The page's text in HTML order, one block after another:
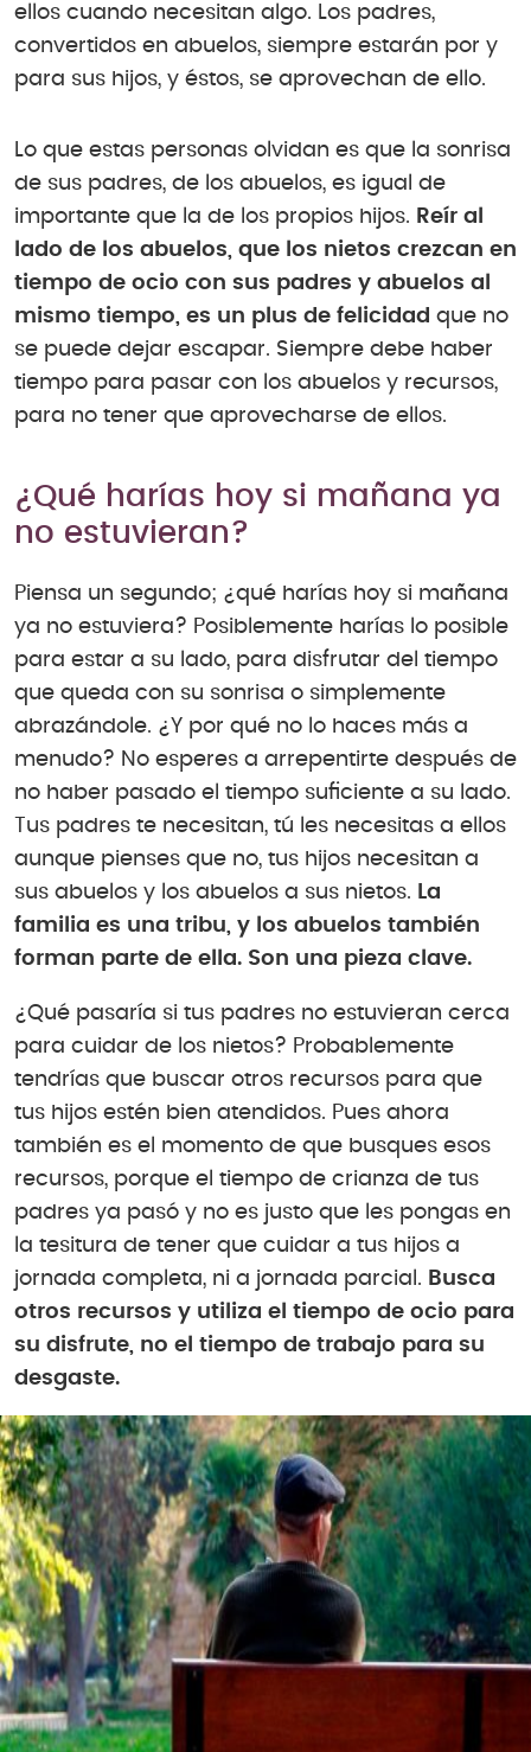
ellos cuando necesitan algo. Los padres,
convertidos en abuelos, siempre estarán por y
para sus hijos, y éstos, se aprovechan de ello.
Lo que estas personas olvidan es que la sonrisa
de sus padres, de los abuelos, es igual de
importante que la de los propios hijos. Reír al
lado de los abuelos, que los nietos crezcan en
tiempo de ocio con sus padres y abuelos al
mismo tiempo, es un plus de felicidad que no
se puede dejar escapar. Siempre debe haber
tiempo para pasar con los abuelos y recursos,
para no tener que aprovecharse de ellos.
¿Qué harías hoy si mañana ya
no estuvieran?
Piensa un segundo; ¿qué harías hoy si mañana
ya no estuviera? Posiblemente harías lo posible
para estar a su lado, para disfrutar del tiempo
que queda con su sonrisa o simplemente
abrazándole. ¿Y por qué no lo haces más a
menudo? No esperes a arrepentirte después de
no haber pasado el tiempo suficiente a su lado.
Tus padres te necesitan, tú les necesitas a ellos
aunque pienses que no, tus hijos necesitan a
sus abuelos y los abuelos a sus nietos. La
familia es una tribu, y los abuelos también
forman parte de ella. Son una pieza clave.
¿Qué pasaría si tus padres no estuvieran cerca
para cuidar de los nietos? Probablemente
tendrías que buscar otros recursos para que
tus hijos estén bien atendidos. Pues ahora
también es el momento de que busques esos
recursos, porque el tiempo de crianza de tus
padres ya pasó y no es justo que les pongas en
la tesitura de tener que cuidar a tus hijos a
jornada completa, ni a jornada parcial. Busca
otros recursos y utiliza el tiempo de ocio para
su disfrute, no el tiempo de trabajo para su
desgaste.